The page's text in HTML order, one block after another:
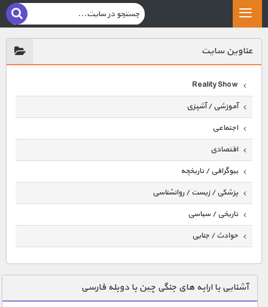
عناوين سايت
Reality Show
آموزشی / آشپزی
اجتماعی
اقتصادی
بیوگرافی / تاریخچه
پزشکی / زیست / روانشناسی
تاریخی / سیاسی
حوادث / جنایی
دنیای خوراکی ها
زمین شناسی / محیط زیست
آشنایی با ارابه های جنگی چین با دوبله فارسی